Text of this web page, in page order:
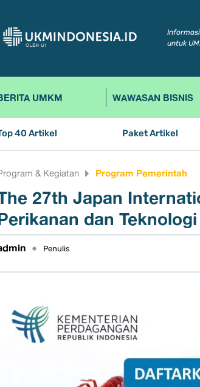
untuk
UMKM WAWASAN BISNIS
40 Artikel Paket Artikel
& Kegiatan Program Pemerintah
27th Japan
dan
• Penulis